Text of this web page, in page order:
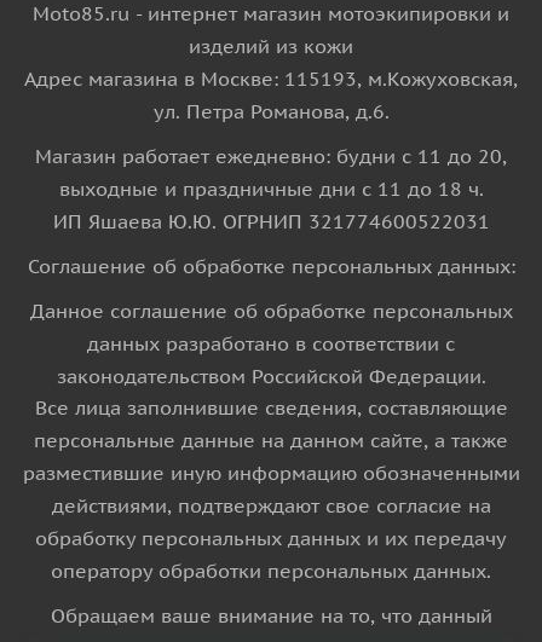
Moto85.ru - интернет магазин мотоэкипировки и
изделий из кожи
Адрес магазина в Москве: 115193, м.Кожуховская,
ул. Петра Романова, д.6.
Магазин работает ежедневно: будни с 11 до 20,
выходные и праздничные дни с 11 до 18 ч.
ИП Яшаева Ю.Ю. ОГРНИП 321774600522031
Соглашение об обработке персональных данных:
Данное соглашение об обработке персональных
данных разработано в соответствии с
законодательством Российской Федерации.
Все лица заполнившие сведения, составляющие
персональные данные на данном сайте, а также
разместившие иную информацию обозначенными
действиями, подтверждают свое согласие на
обработку персональных данных и их передачу
оператору обработки персональных данных.
Обращаем ваше внимание на то, что данный